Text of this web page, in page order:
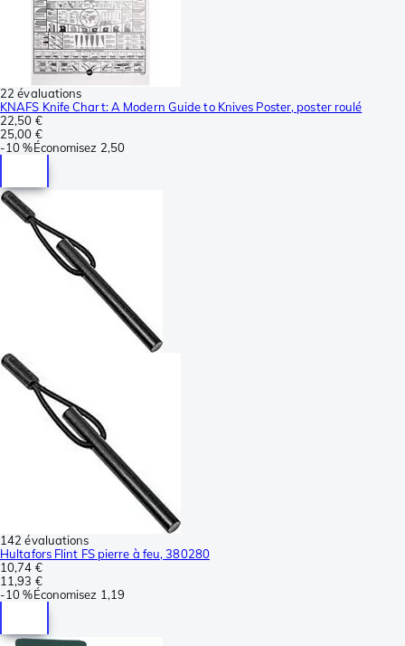
22 évaluations
KNAFS Knife Chart: A Modern Guide to Knives Poster, poster roulé
22,50 €
25,00 €
-10 %Économisez 2,50
142 évaluations
Hultafors Flint FS pierre à feu, 380280
10,74 €
11,93 €
-10 %Économisez 1,19